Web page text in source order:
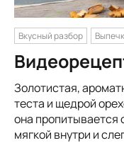
Вкусный разбор
Золотистая,
теста и щедрой
она пропитывается
мягкой внутри и